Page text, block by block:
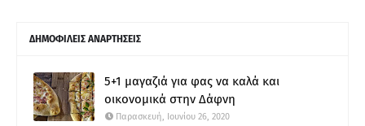
ΔΗΜΟΦΙΛΕΙΣ ΑΝΑΡΤΗΣΕΙΣ
5+1 μαγαζιά για φας να καλά και
οικονομικά στην Δάφνη
Παρασκευή, Ιουνίου 26, 2020